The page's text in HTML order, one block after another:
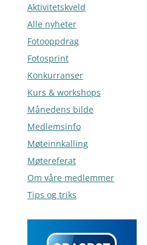
Aktivitetskveld
Alle nyheter
Fotooppdrag
Fotosprint
Konkurranser
Kurs & workshops
Månedens bilde
Medlemsinfo
Møteinnkalling
Møtereferat
Om våre medlemmer
Tips og triks